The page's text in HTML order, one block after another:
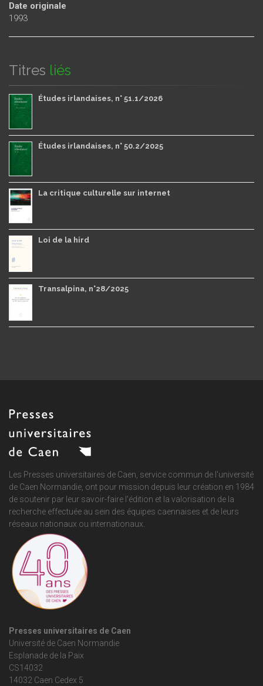
Date originale
1993
Titres liés
Études irlandaises, n° 51.1/2026
Études irlandaises, n° 50.2/2025
La critique culturelle sur internet
Loi de la hird
Transalpina, n°28/2025
Les Presses universitaires de Caen, service commun de l'université
de Caen Normandie , ont pour mission depuis leur création en 1984
de soutenir par leur savoir-faire l'édition et la valorisation de la
recherche effectuée au sein des équipes caennaises et de leurs
réseaux nationaux ou internationaux.
Presses universitaires de Caen
Université de Caen Normandie
Esplanade de la Paix
CS14032
14032 Caen Cedex 5